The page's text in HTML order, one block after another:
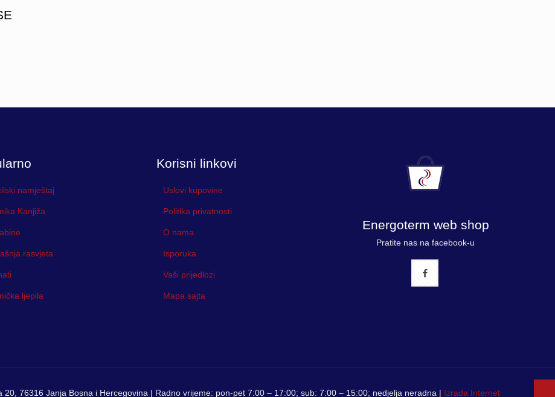
namještaj
Kanjiža
rasvjeta
ljepila
Korisni linkovi
Uslovi kupovine
Politika privatnosti
O nama
Isporuka
Vaši prijedlozi
Mapa sajta
Energoterm web shop
Pratite nas na facebook-u
76316 Janja Bosna i Hercegovina | Radno vrijeme: pon-pet 7:00 – 17:00; sub: 7:00 – 15:00; nedjelja neradna | Izrada Internet